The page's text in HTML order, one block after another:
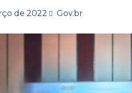
de 2022 Gov.br